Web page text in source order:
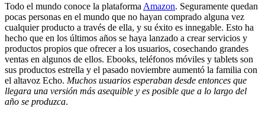
Todo el mundo conoce la plataforma Amazon. Seguramente quedan
pocas personas en el mundo que no hayan comprado alguna vez
cualquier producto a través de ella, y su éxito es innegable. Esto ha
hecho que en los últimos años se haya lanzado a crear servicios y
productos propios que ofrecer a los usuarios, cosechando grandes
ventas en algunos de ellos. Ebooks, teléfonos móviles y tablets son
sus productos estrella y el pasado noviembre aumentó la familia con
el altavoz Echo. Muchos usuarios esperaban desde entonces que
llegara una versión más asequible y es posible que a lo largo del
año se produzca.